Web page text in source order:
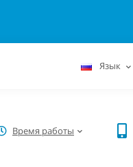
Язык
Время работы